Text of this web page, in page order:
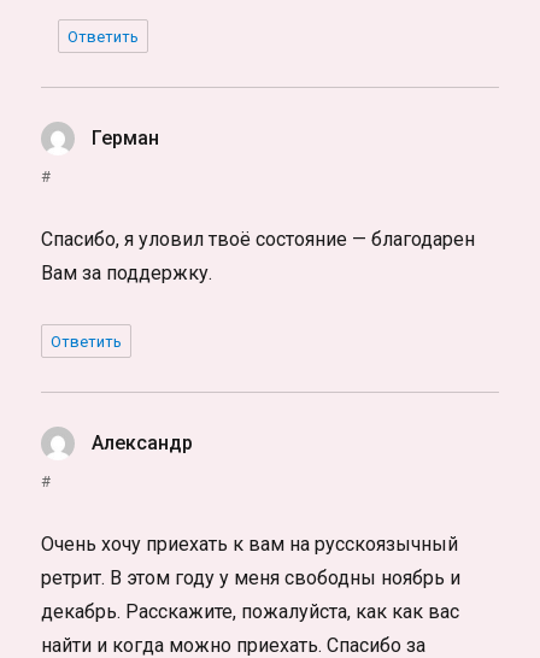
Ответить
Герман
#
Спасибо, я уловил твоё состояние — благодарен
Вам за поддержку.
Ответить
Александр
#
Очень хочу приехать к вам на русскоязычный
ретрит. В этом году у меня свободны ноябрь и
декабрь. Расскажите, пожалуйста, как как вас
найти и когда можно приехать. Спасибо за